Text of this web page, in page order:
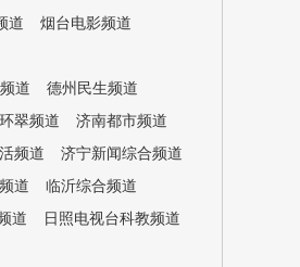
道
烟台电影频道
道
德州民生频道
环翠频道
济南都市频道
频道
济宁新闻综合频道
道
临沂综合频道
道
日照电视台科教频道